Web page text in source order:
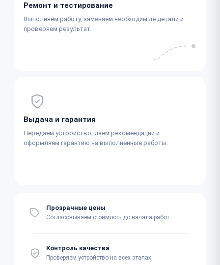
Ремонт и тестирование
Выполняем работу, заменяем необходимые детали и
проверяем результат.
Выдача и гарантия
Передаём устройство, даём рекомендации и
оформляем гарантию на выполненные работы.
Прозрачные цены
Согласовываем стоимость до начала работ.
Контроль качества
Проверяем устройство на всех этапах.